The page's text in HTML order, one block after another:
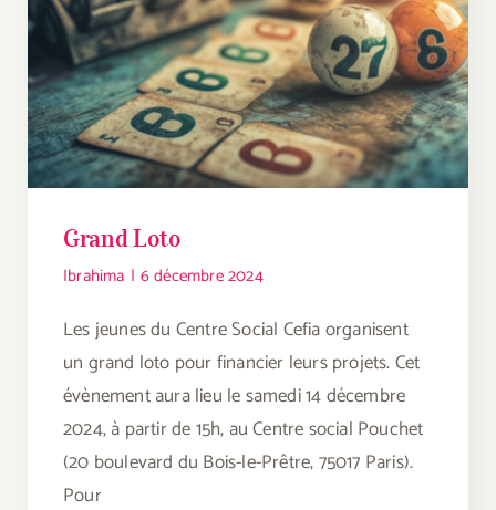
Grand Loto
Ibrahima | 6 décembre 2024
Les jeunes du Centre Social Cefia organisent
un grand loto pour financier leurs projets. Cet
évènement aura lieu le samedi 14 décembre
2024, à partir de 15h, au Centre social Pouchet
(20 boulevard du Bois-le-Prêtre, 75017 Paris).
Pour